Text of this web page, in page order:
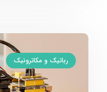
رباتیک و مکاترونیک